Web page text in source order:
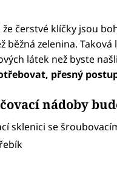
čerstvé klíčky jsou
běžná zelenina.
látek než byste
přesný
nádoby
sklenici se